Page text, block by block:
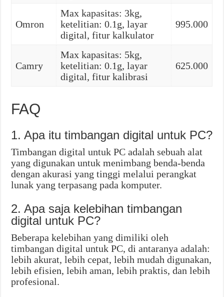
Omron
Max kapasitas: 3kg,
ketelitian: 0.1g, layar
digital, fitur kalkulator
995.000
Camry
Max kapasitas: 5kg,
ketelitian: 0.1g, layar
digital, fitur kalibrasi
625.000
FAQ
1. Apa itu timbangan digital untuk PC?
Timbangan digital untuk PC adalah sebuah alat
yang digunakan untuk menimbang benda-benda
dengan akurasi yang tinggi melalui perangkat
lunak yang terpasang pada komputer.
2. Apa saja kelebihan timbangan
digital untuk PC?
Beberapa kelebihan yang dimiliki oleh
timbangan digital untuk PC, di antaranya adalah:
lebih akurat, lebih cepat, lebih mudah digunakan,
lebih efisien, lebih aman, lebih praktis, dan lebih
profesional.